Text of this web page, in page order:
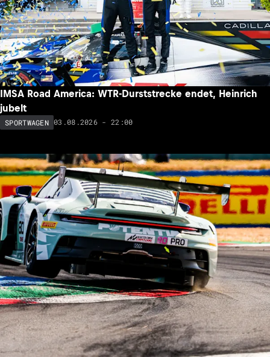
IMSA Road America: WTR-Durststrecke endet, Heinrich
jubelt
SPORTWAGEN 03.08.2026 - 22:00